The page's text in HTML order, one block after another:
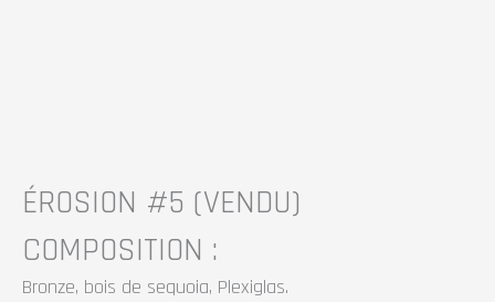
ÉROSION #5 (VENDU)
COMPOSITION :
Bronze, bois de sequoia, Plexiglas.